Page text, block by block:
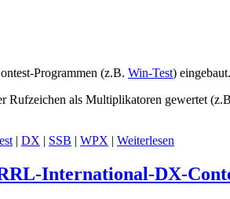
Programmen (z.B. Win-Test) eingebaut.
Rufzeichen als Multiplikatoren gewertet
| DX | SSB | WPX | Weiterlesen
International-DX-